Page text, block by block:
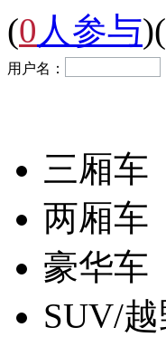
(0 人参与)(
用户名：
三厢车
两厢车
豪华车
SUV/越